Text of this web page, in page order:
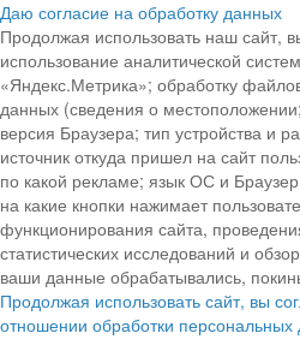
Даю согласие на обработку данных
Продолжая использовать наш сайт,
использование аналитической
«Яндекс.Метрика»; обработку
данных (сведения о
версия Браузера; тип устройства и
источник откуда пришел на сайт
по какой рекламе; язык ОС и
на какие кнопки нажимает
функционирования сайта,
статистических исследований и
ваши данные обрабатывались,
Продолжая использовать сайт, вы
отношении обработки персональных